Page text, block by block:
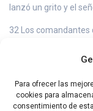
Para ofrecer las
cookies para
consentimiento de
lanzó un grito y el
32 Los comandantes
33 Pero un hombre
por entre las
carro: «Vuelve atrás
malherido».